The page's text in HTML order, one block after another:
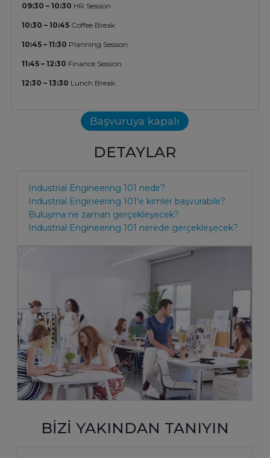
09:30 – 10:30 HR Session
10:30 – 10:45 Coffee Break
10:45 – 11:30 Planning Session
11:45 – 12:30 Finance Session
12:30 – 13:30 Lunch Break
Başvuruya kapalı
DETAYLAR
Industrial Engineering 101 nedir?
Industrial Engineering 101'e kimler başvurabilir?
Buluşma ne zaman gerçekleşecek?
Industrial Engineering 101 nerede gerçekleşecek?
BİZİ YAKINDAN TANIYIN